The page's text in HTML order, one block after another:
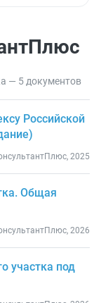
— 5 документов
Российской
2025
Общая
2026
участка под